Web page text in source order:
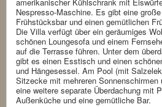
Nespresso-Maschine. Es gibt eine
Frühstücksbar und einen gemütlichen
Die Villa verfügt über ein geräumiges
schönen Loungesofa und einem
auf die Terrasse führen. Unter dem
gibt es einen Esstisch und einen
und Hängesessel. Am Pool (mit
Sitzecke mit mehreren
eine weitere separate Überdachung mit
Außenküche und eine gemütliche Bar.